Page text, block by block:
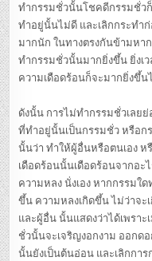
ทำกรรมชั่วนั้นโชคดีกรรมชั่วก็
ทำอยู่นั้นไม่ดี และเลิกกระทำ
มากนัก ในทางตรงกันข้ามห
ทำกรรมชั่วนั้นมากยิ่งขึ้น ยิ่งเ
ความเดือดร้อนก็จะมากยิ่งขึ้น
ดังนั้น การไม่ทำกรรมชั่วเลยย่
ที่ทำอยู่นั้นเป็นกรรมชั่ว หรือก
นั้นว่า ทำให้ผู้อื่นหรือตนเอง ห
เดือดร้อนนั้นเดือดร้อนจากอะ
ความหลง นั่งเอง หากกรรมใ
ขึ้น ความหลงเกิดขึ้น ไม่ว่าจะ
และผู้อื่น นั้นแสดงว่าได้เพรา
ชั่วนั้นจะเจริญงอกงาม ออกด
นั้นยังเป็นต้นอ่อน และเลิกกา